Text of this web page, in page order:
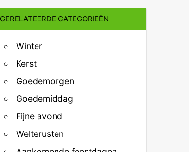
GERELATEERDE CATEGORIEËN
Winter
Kerst
Goedemorgen
Goedemiddag
Fijne avond
Welterusten